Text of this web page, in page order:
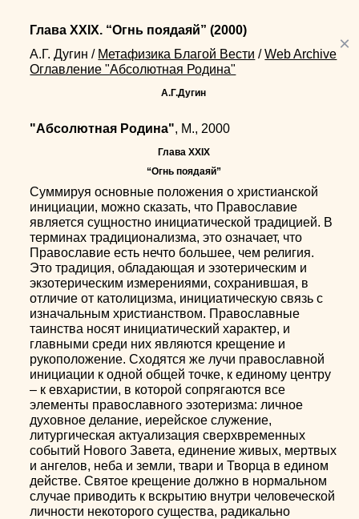
×
Глава XXIX. “Огнь поядаяй” (2000)
А.Г. Дугин / Метафизика Благой Вести / Web Archive
Оглавление "Абсолютная Родина"
А.Г.Дугин
"Абсолютная Родина", М., 2000
Глава XXIX
“Огнь поядаяй”
Суммируя основные положения о христианской
инициации, можно сказать, что Православие
является сущностно инициатической традицией. В
терминах традиционализма, это означает, что
Православие есть нечто большее, чем религия.
Это традиция, обладающая и эзотерическим и
экзотерическим измерениями, сохранившая, в
отличие от католицизма, инициатическую связь с
изначальным христианством. Православные
таинства носят инициатический характер, и
главными среди них являются крещение и
рукоположение. Сходятся же лучи православной
инициации к одной общей точке, к единому центру
– к евхаристии, в которой сопрягаются все
элементы православного эзотеризма: личное
духовное делание, иерейское служение,
литургическая актуализация сверхвременных
событий Нового Завета, единение живых, мертвых
и ангелов, неба и земли, твари и Творца в едином
действе. Святое крещение должно в нормальном
случае приводить к вскрытию внутри человеческой
личности некоторого существа, радикально